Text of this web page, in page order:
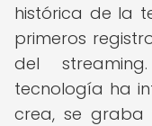
histórica de la
primeros
del
tecnología ha
crea, se graba